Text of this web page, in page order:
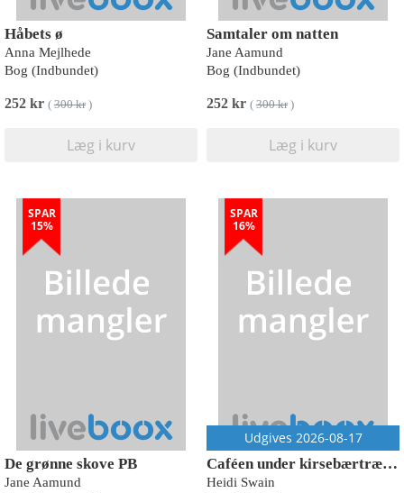
Håbets ø
Anna Mejlhede
Bog (Indbundet)
252 kr ( 300 kr)
Læg i kurv
Samtaler om natten
Jane Aamund
Bog (Indbundet)
252 kr ( 300 kr)
Læg i kurv
SPAR
15%
De grønne skove PB
Jane Aamund
SPAR
16%
Udgives 2026-08-17
Caféen under kirsebærtræerne
Heidi Swain